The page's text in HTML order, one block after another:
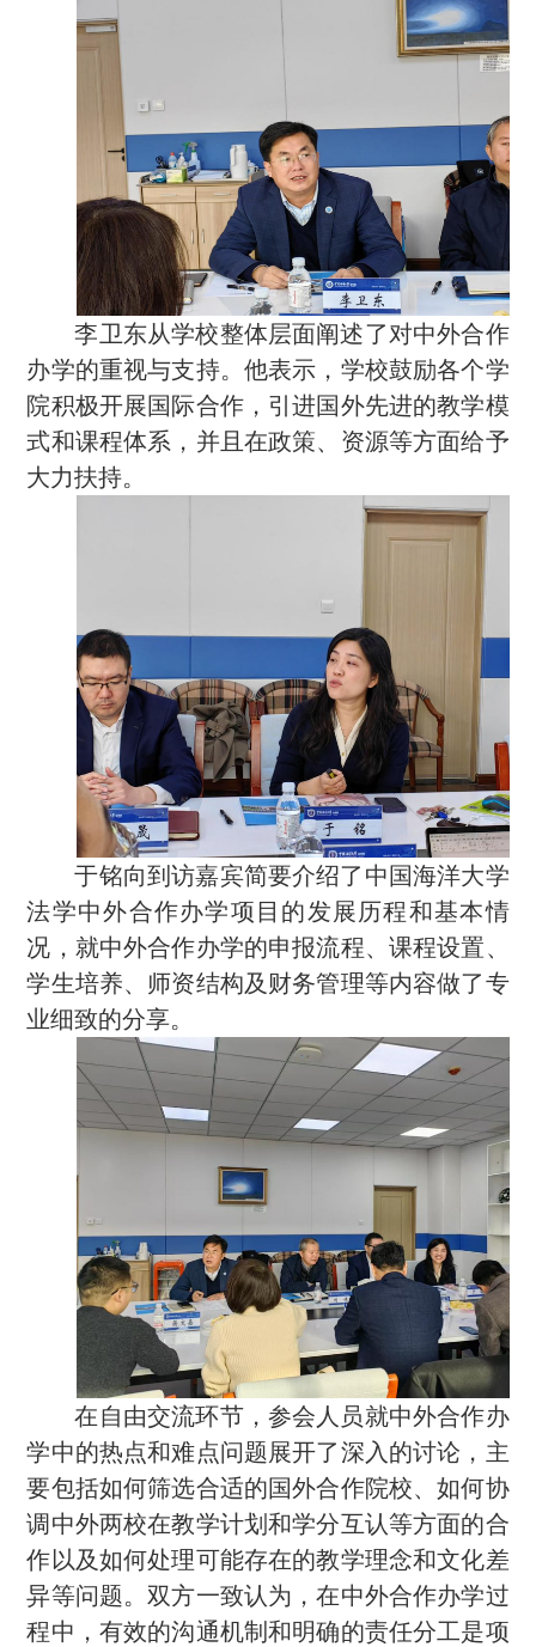
李卫东从学校整体层面阐述了对中外合作
办学的重视与支持。他表示，学校鼓励各个学
院积极开展国际合作，引进国外先进的教学模
式和课程体系，并且在政策、资源等方面给予
大力扶持。
于铭向到访嘉宾简要介绍了中国海洋大学
法学中外合作办学项目的发展历程和基本情
况，就中外合作办学的申报流程、课程设置、
学生培养、师资结构及财务管理等内容做了专
业细致的分享。
在自由交流环节，参会人员就中外合作办
学中的热点和难点问题展开了深入的讨论，主
要包括如何筛选合适的国外合作院校、如何协
调中外两校在教学计划和学分互认等方面的合
作以及如何处理可能存在的教学理念和文化差
异等问题。双方一致认为，在中外合作办学过
程中，有效的沟通机制和明确的责任分工是项